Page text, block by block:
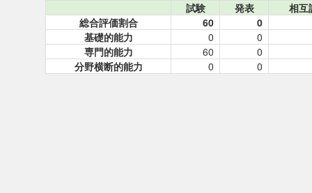
試験 発表
相互
総合評価割合
60
0
基礎的能力
0
0
専門的能力
60
0
分野横断的能力
0 0